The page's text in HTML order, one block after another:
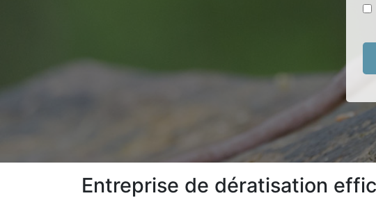
Entreprise de dératisation